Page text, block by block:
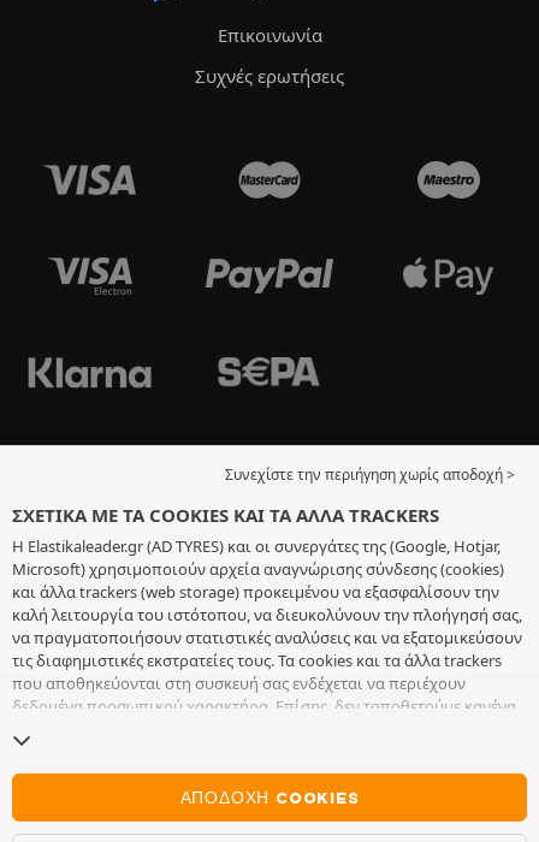
Επικοινωνία
Συχνές ερωτήσεις
Συνεχίστε την περιήγηση χωρίς αποδοχή >
ΣΧΕΤΙΚΆ ΜΕ ΤΑ COOKIES ΚΑΙ ΤΑ ΆΛΛΑ TRACKERS
Η Elastikaleader.gr (AD TYRES) και οι συνεργάτες της (Google, Hotjar,
Microsoft) χρησιμοποιούν αρχεία αναγνώρισης σύνδεσης (cookies)
και άλλα trackers (web storage) προκειμένου να εξασφαλίσουν την
καλή λειτουργία του ιστότοπου, να διευκολύνουν την πλοήγησή σας,
να πραγματοποιήσουν στατιστικές αναλύσεις και να εξατομικεύσουν
τις διαφημιστικές εκστρατείες τους. Τα cookies και τα άλλα trackers
που αποθηκεύονται στη συσκευή σας ενδέχεται να περιέχουν
δεδομένα προσωπικού χαρακτήρα. Επίσης, δεν τοποθετούμε κανένα
συγκατάθεσή σας, με εξαίρεση αυτά που είναι απαραίτητα για τη
λειτουργία του ιστότοπου. Διατηρούμε τις επιλογές σας για 6 μήνες.
Μπορείτε να ανακαλέσετε τη συγκατάθεσή σας οποιαδήποτε στιγμή,
πηγαίνοντας στησελίδα σχετικά με τα cookies και τα άλλα trackers.
ΑΠΟΔΟΧΉ COOKIES